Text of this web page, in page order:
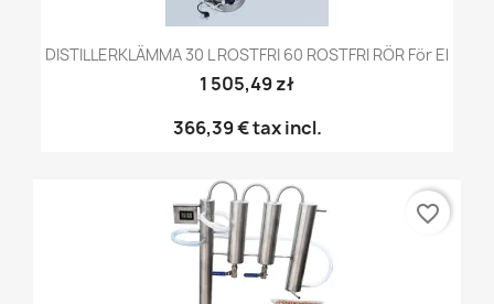
DISTILLERKLÄMMA 30 L ROSTFRI 60 ROSTFRI RÖR För El
1 505,49 zł
366,39 €tax incl.
favorite_border